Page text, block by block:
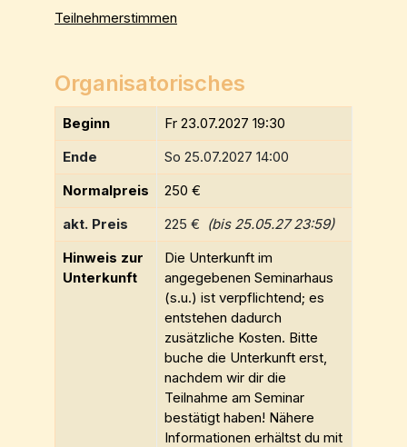
Teilnehmerstimmen
Organisatorisches
Beginn
Fr 23.07.2027 19:30
Ende
So 25.07.2027 14:00
Normalpreis
250 €
akt. Preis
225 € (bis 25.05.27 23:59)
Hinweis zur
Unterkunft
Die Unterkunft im
angegebenen Seminarhaus
(s.u.) ist verpflichtend; es
entstehen dadurch
zusätzliche Kosten. Bitte
buche die Unterkunft erst,
nachdem wir dir die
Teilnahme am Seminar
bestätigt haben! Nähere
Informationen erhältst du mit